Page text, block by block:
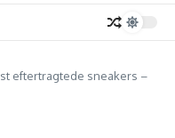
eftertragtede sneakers –